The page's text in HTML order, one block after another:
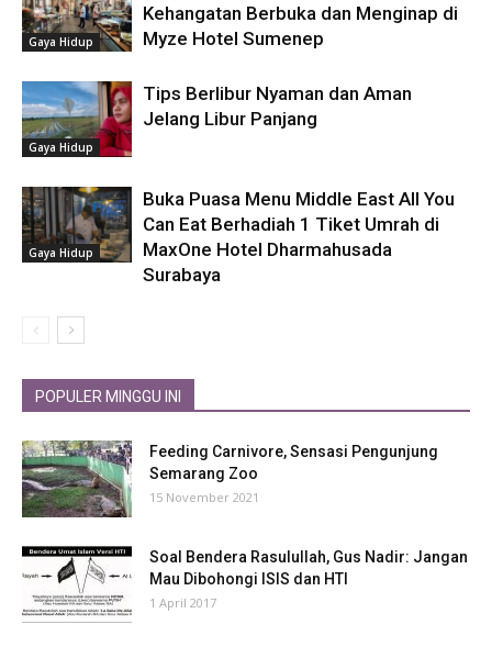
Gaya Hidup
Kehangatan Berbuka dan Menginap di
Myze Hotel Sumenep
Gaya Hidup
Tips Berlibur Nyaman dan Aman
Jelang Libur Panjang
Gaya Hidup
Buka Puasa Menu Middle East All You
Can Eat Berhadiah 1 Tiket Umrah di
MaxOne Hotel Dharmahusada
Surabaya
POPULER MINGGU INI
Feeding Carnivore, Sensasi Pengunjung
Semarang Zoo
15 November 2021
Soal Bendera Rasulullah, Gus Nadir: Jangan
Mau Dibohongi ISIS dan HTI
1 April 2017